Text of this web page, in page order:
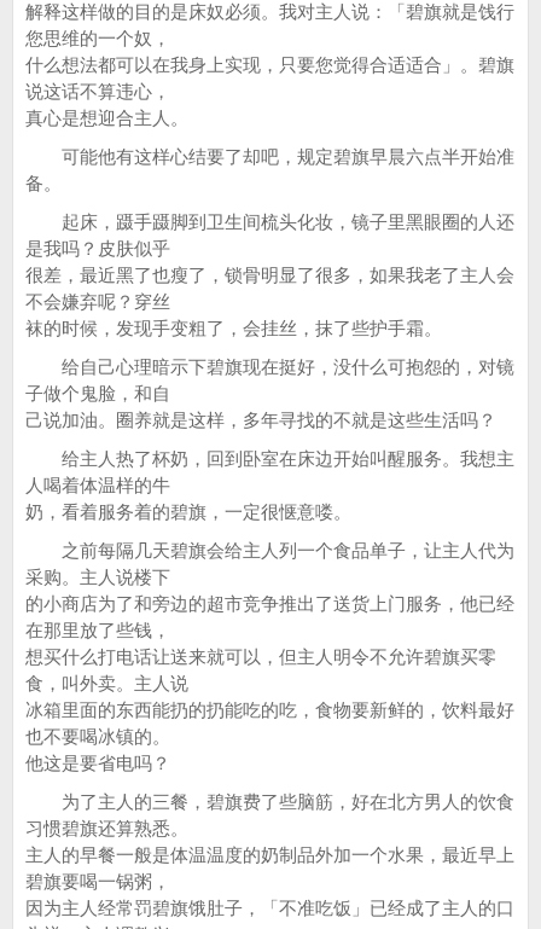
解释这样做的目的是床奴必须。我对主人说：「碧旗就是饯行
您思维的一个奴，
什么想法都可以在我身上实现，只要您觉得合适适合」。碧旗
说这话不算违心，
真心是想迎合主人。
可能他有这样心结要了却吧，规定碧旗早晨六点半开始准
备。
起床，蹑手蹑脚到卫生间梳头化妆，镜子里黑眼圈的人还
是我吗？皮肤似乎
很差，最近黑了也瘦了，锁骨明显了很多，如果我老了主人会
不会嫌弃呢？穿丝
袜的时候，发现手变粗了，会挂丝，抹了些护手霜。
给自己心理暗示下碧旗现在挺好，没什么可抱怨的，对镜
子做个鬼脸，和自
己说加油。圈养就是这样，多年寻找的不就是这些生活吗？
给主人热了杯奶，回到卧室在床边开始叫醒服务。我想主
人喝着体温样的牛
奶，看着服务着的碧旗，一定很惬意喽。
之前每隔几天碧旗会给主人列一个食品单子，让主人代为
采购。主人说楼下
的小商店为了和旁边的超市竞争推出了送货上门服务，他已经
在那里放了些钱，
想买什么打电话让送来就可以，但主人明令不允许碧旗买零
食，叫外卖。主人说
冰箱里面的东西能扔的扔能吃的吃，食物要新鲜的，饮料最好
也不要喝冰镇的。
他这是要省电吗？
为了主人的三餐，碧旗费了些脑筋，好在北方男人的饮食
习惯碧旗还算熟悉。
主人的早餐一般是体温温度的奶制品外加一个水果，最近早上
碧旗要喝一锅粥，
因为主人经常罚碧旗饿肚子，「不准吃饭」已经成了主人的口